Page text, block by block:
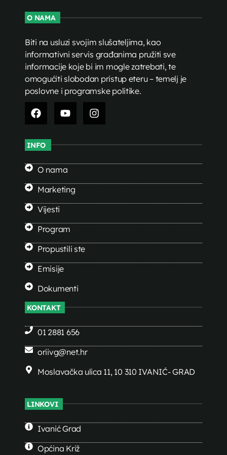
O NAMA
Biti na usluzi svojim slušateljima, kao
informativni servis građanima pružiti sve
informacije koje bi im mogle zatrebati, te
omogućiti slobodan pristup eteru – temelj je
poslovne i programske politike.
INFO
O nama
Marketing
Vijesti
Program
Propustili ste
Emisije
Dokumenti
KONTAKT
01 2881 656
oriivg@net.hr
Moslavačka ulica 11, 10 310 IVANIĆ- GRAD
LINKOVI
Ivanić Grad
Općina Križ